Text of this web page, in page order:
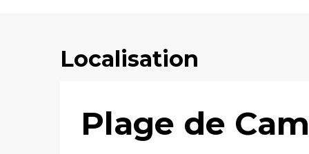
Localisation
Plage de